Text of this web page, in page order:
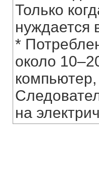
Только
нуждается
*
около
на